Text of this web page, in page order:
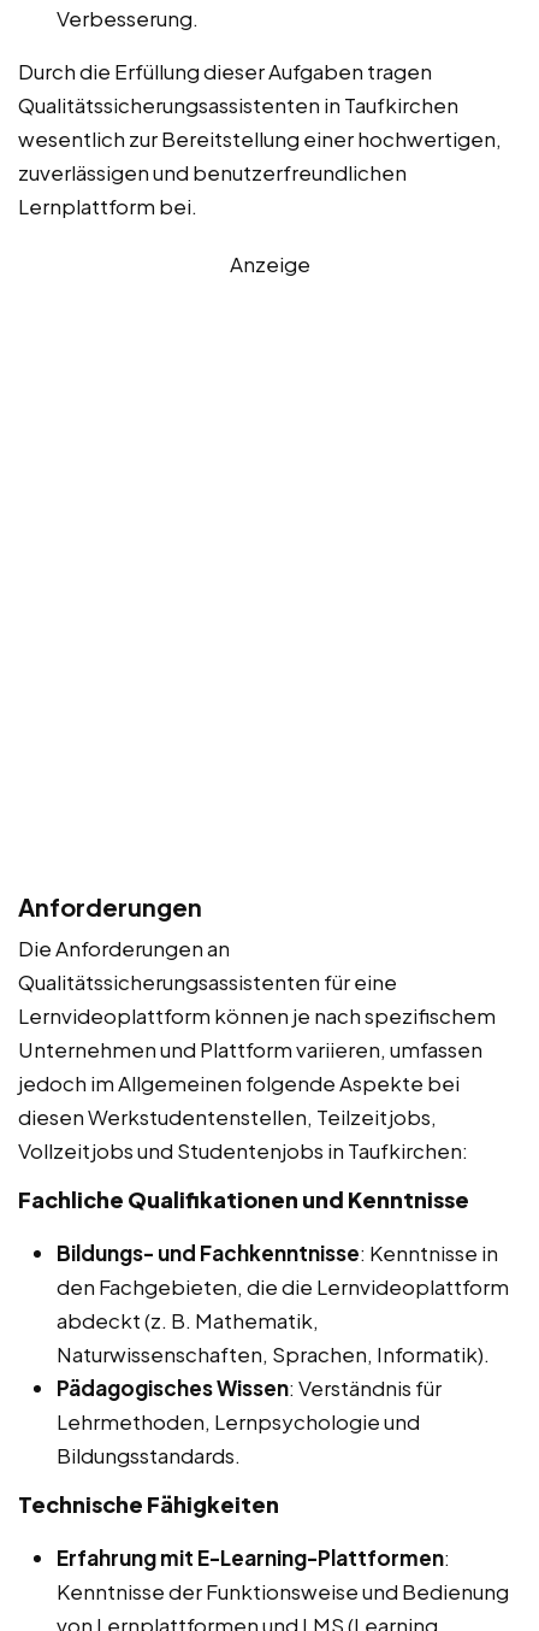
Verbesserung.
Durch die Erfüllung dieser Aufgaben tragen
Qualitätssicherungsassistenten in Taufkirchen
wesentlich zur Bereitstellung einer hochwertigen,
zuverlässigen und benutzerfreundlichen
Lernplattform bei.
Anzeige
Anforderungen
Die Anforderungen an
Qualitätssicherungsassistenten für eine
Lernvideoplattform können je nach spezifischem
Unternehmen und Plattform variieren, umfassen
jedoch im Allgemeinen folgende Aspekte bei
diesen Werkstudentenstellen, Teilzeitjobs,
Vollzeitjobs und Studentenjobs in Taufkirchen:
Fachliche Qualifikationen und Kenntnisse
Bildungs- und Fachkenntnisse: Kenntnisse in
den Fachgebieten, die die Lernvideoplattform
abdeckt (z. B. Mathematik,
Naturwissenschaften, Sprachen, Informatik).
Pädagogisches Wissen: Verständnis für
Lehrmethoden, Lernpsychologie und
Bildungsstandards.
Technische Fähigkeiten
Erfahrung mit E-Learning-Plattformen:
Kenntnisse der Funktionsweise und Bedienung
von Lernplattformen und LMS (Learning